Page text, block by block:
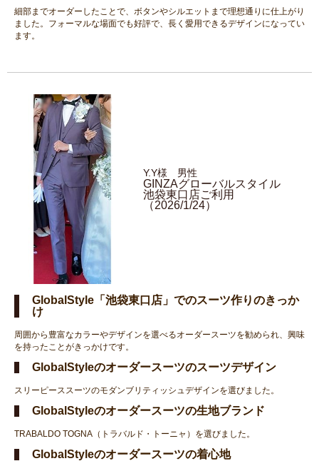
細部までオーダーしたことで、ボタンやシルエットまで理想通りに仕上がり
ました。フォーマルな場面でも好評で、長く愛用できるデザインになってい
ます。
Y.Y様 男性
GINZAグローバルスタイル
池袋東口店ご利用
（2026/1/24）
GlobalStyle「池袋東口店」でのスーツ作りのきっか
け
周囲から豊富なカラーやデザインを選べるオーダースーツを勧められ、興味
を持ったことがきっかけです。
GlobalStyleのオーダースーツのスーツデザイン
スリーピーススーツのモダンブリティッシュデザインを選びました。
GlobalStyleのオーダースーツの生地ブランド
TRABALDO TOGNA（トラバルド・トーニャ）を選びました。
GlobalStyleのオーダースーツの着心地